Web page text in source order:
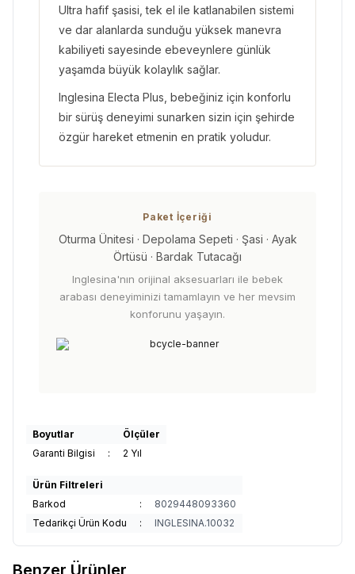
Ultra hafif şasisi, tek el ile katlanabilen sistemi
ve dar alanlarda sunduğu yüksek manevra
kabiliyeti sayesinde ebeveynlere günlük
yaşamda büyük kolaylık sağlar.
Inglesina Electa Plus, bebeğiniz için konforlu
bir sürüş deneyimi sunarken sizin için şehirde
özgür hareket etmenin en pratik yoludur.
Paket İçeriği
Oturma Ünitesi · Depolama Sepeti · Şasi · Ayak
Örtüsü · Bardak Tutacağı
Inglesina'nın orijinal aksesuarları ile bebek
arabası deneyiminizi tamamlayın ve her mevsim
konforunu yaşayın.
Boyutlar
Ölçüler
Garanti Bilgisi
: 2 Yıl
Ürün Filtreleri
Barkod
:
8029448093360
Tedarikçi Ürün Kodu
: INGLESINA.10032